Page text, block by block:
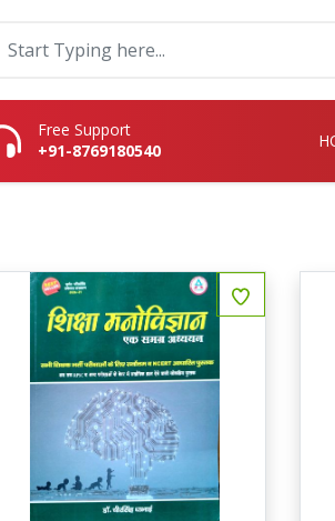
Free Support
+91-8769180540